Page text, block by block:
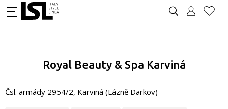
Royal Beauty & Spa Karviná
Čsl. armády 2954/2, Karviná (Lázně Darkov)